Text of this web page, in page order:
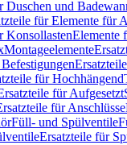
Duschen und
für Elemente für
KonsollastenElemente
Montageelemente
für Hochhängend
für Aufgesetzt
für Anschlüsse
Füll- und Spülventile
Ersatzteile für